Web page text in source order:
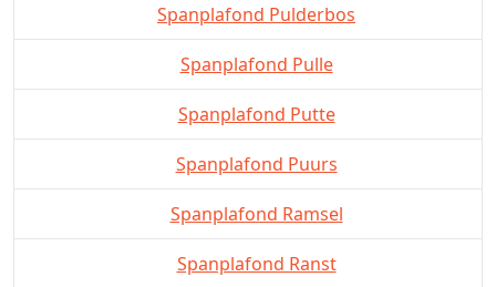
Spanplafond Pulderbos
Spanplafond Pulle
Spanplafond Putte
Spanplafond Puurs
Spanplafond Ramsel
Spanplafond Ranst